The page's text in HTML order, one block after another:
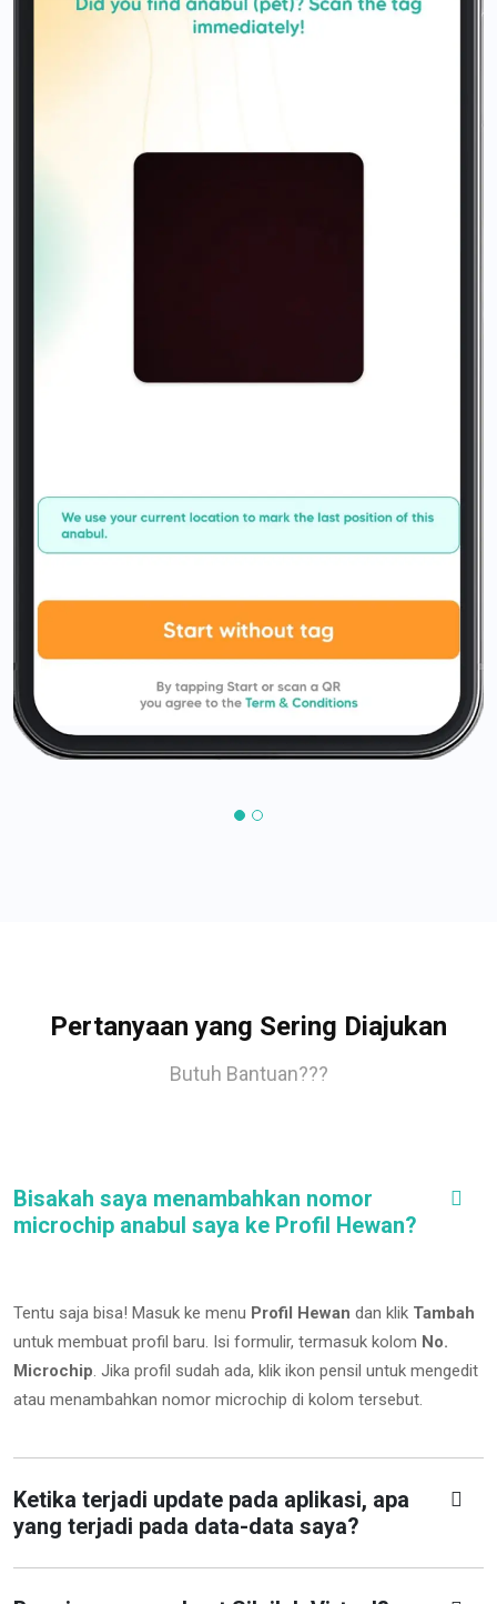
Pertanyaan yang Sering Diajukan
Butuh Bantuan???
Bisakah saya menambahkan nomor
microchip anabul saya ke Profil Hewan?
Tentu saja bisa! Masuk ke menu Profil Hewan dan klik Tambah
untuk membuat profil baru. Isi formulir, termasuk kolom No.
Microchip. Jika profil sudah ada, klik ikon pensil untuk mengedit
atau menambahkan nomor microchip di kolom tersebut.
Ketika terjadi update pada aplikasi, apa
yang terjadi pada data-data saya?